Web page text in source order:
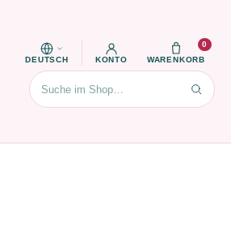
DEUTSCH KONTO WARENKORB
0
Suchen